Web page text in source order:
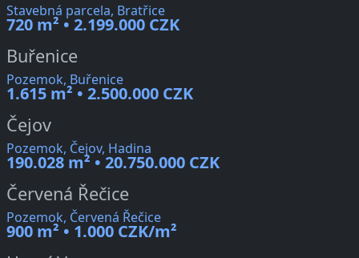
Stavebná parcela, Bratřice
720 m² • 2.199.000 CZK
Buřenice
Pozemok, Buřenice
1.615 m² • 2.500.000 CZK
Čejov
Pozemok, Čejov, Hadina
190.028 m² • 20.750.000 CZK
Červená Řečice
Pozemok, Červená Řečice
900 m² • 1.000 CZK/m²